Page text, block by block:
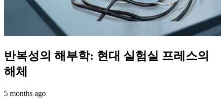
반복성의 해부학: 현대 실험실 프레스의
해체
5 months ago